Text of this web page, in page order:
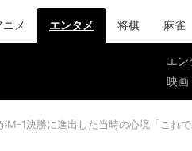
ニメ エンタメ 将棋 麻雀
エン
映画
M-1決勝に進出した当時の心境「これ